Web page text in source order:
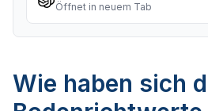
Öffnet in neuem Tab
Wie haben sich